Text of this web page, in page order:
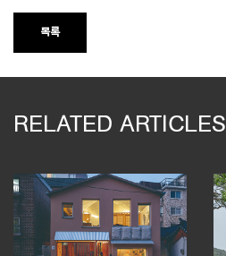
목록
RELATED ARTICLES